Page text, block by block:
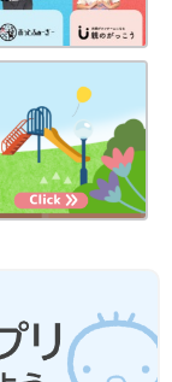
する上で「水」
に慣れるまでは大
初は大変でした。
どもたちもだいぶ
、ベルギー、イン
しています。2年
たので、子ども
世界トップレベ